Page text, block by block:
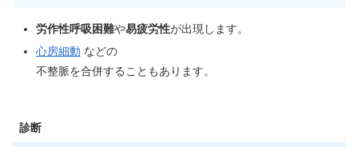
労作性呼吸困難や易疲労性が出現します。
心房細動 などの
不整脈を合併することもあります。
診断